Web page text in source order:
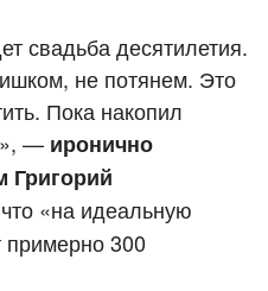
свадьба десятилетия.
не потянем. Это
Пока накопил
— иронично
Григорий
«на идеальную
примерно 300